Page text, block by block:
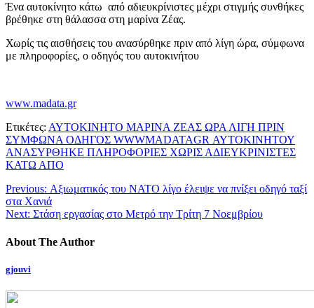
Ένα αυτοκίνητο κάτω από αδιευκρίνιστες μέχρι στιγμής συνθήκες
βρέθηκε στη θάλασσα στη μαρίνα Ζέας.
Χωρίς τις αισθήσεις του ανασύρθηκε πριν από λίγη ώρα, σύμφωνα
με πληροφορίες, ο οδηγός του αυτοκινήτου
www.madata.gr
Ετικέτες: ΑΥΤΟΚΙΝΗΤΟ ΜΑΡΙΝΑ ΖΕΑΣ ΩΡΑ ΛΙΓΗ ΠΡΙΝ
ΣΥΜΦΩΝΑ ΟΔΗΓΟΣ WWWMADATAGR ΑΥΤΟΚΙΝΗΤΟΥ
ΑΝΑΣΥΡΘΗΚΕ ΠΛΗΡΟΦΟΡΙΕΣ ΧΩΡΙΣ ΑΔΙΕΥΚΡΙΝΙΣΤΕΣ
ΚΑΤΩ ΑΠΟ
Previous: Αξιωματικός του ΝΑΤΟ λίγο έλειψε να πνίξει οδηγό ταξί
στα Χανιά
Next: Στάση εργασίας στο Μετρό την Τρίτη 7 Νοεμβρίου
About The Author
gjouvi